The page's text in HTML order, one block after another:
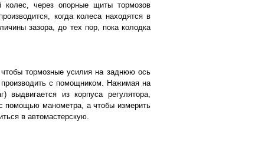
колес, через опорные щиты тормозов
когда колеса находятся в
зазора, до тех пор, пока колодка
тормозные усилия на заднюю ось
производить с помощником. Нажимая на
из корпуса регулятора,
помощью манометра, а чтобы измерить
в автомастерскую.